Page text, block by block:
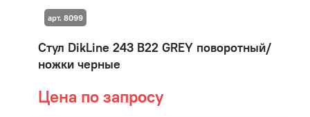
Стул DikLine 243 B22 GREY поворотный/
ножки черные
Цена по запросу
арт. 8099